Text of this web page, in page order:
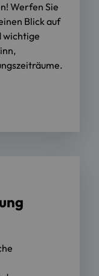
Werfen Sie
Blick auf
wichtige